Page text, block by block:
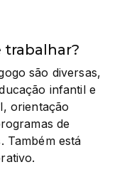
trabalhar?
são diversas,
infantil e
orientação
de
Também está